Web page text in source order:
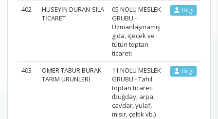
402
HÜSEYİN DURAN-SILA
TİCARET
05 NOLU MESLEK
GRUBU -
Uzmanlaşmamış
gıda, içecek ve
tütün toptan
ticareti
Bilgi
403
ÖMER TABUR BURAK
TARIM ÜRÜNLERİ
11 NOLU MESLEK
GRUBU - Tahıl
toptan ticareti
(buğday, arpa,
çavdar, yulaf,
mısır, çeltik vb.)
Bilgi